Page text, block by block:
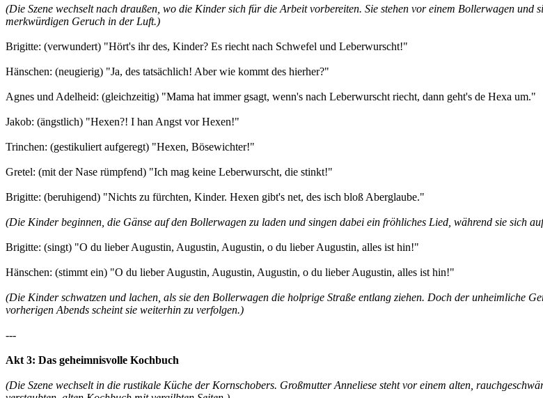
(Die Szene wechselt nach draußen, wo die Kinder sich für die Arbeit vorbereiten. Sie stehen vor einem Bollerwagen und
merkwürdigen Geruch in der Luft.)
Brigitte: (verwundert) "Hört's ihr des, Kinder? Es riecht nach Schwefel und Leberwurscht!"
Hänschen: (neugierig) "Ja, des tatsächlich! Aber wie kommt des hierher?"
Agnes und Adelheid: (gleichzeitig) "Mama hat immer gsagt, wenn's nach Leberwurscht riecht, dann geht's de Hexa um."
Jakob: (ängstlich) "Hexen?! I han Angst vor Hexen!"
Trinchen: (gestikuliert aufgeregt) "Hexen, Bösewichter!"
Gretel: (mit der Nase rümpfend) "Ich mag keine Leberwurscht, die stinkt!"
Brigitte: (beruhigend) "Nichts zu fürchten, Kinder. Hexen gibt's net, des isch bloß Aberglaube."
(Die Kinder beginnen, die Gänse auf den Bollerwagen zu laden und singen dabei ein fröhliches Lied, während sie sich
Brigitte: (singt) "O du lieber Augustin, Augustin, Augustin, o du lieber Augustin, alles ist hin!"
Hänschen: (stimmt ein) "O du lieber Augustin, Augustin, Augustin, o du lieber Augustin, alles ist hin!"
(Die Kinder schwatzen und lachen, als sie den Bollerwagen die holprige Straße entlang ziehen. Doch der unheimliche
vorherigen Abends scheint sie weiterhin zu verfolgen.)
---
Akt 3: Das geheimnisvolle Kochbuch
(Die Szene wechselt in die rustikale Küche der Kornschobers. Großmutter Anneliese steht vor einem alten,